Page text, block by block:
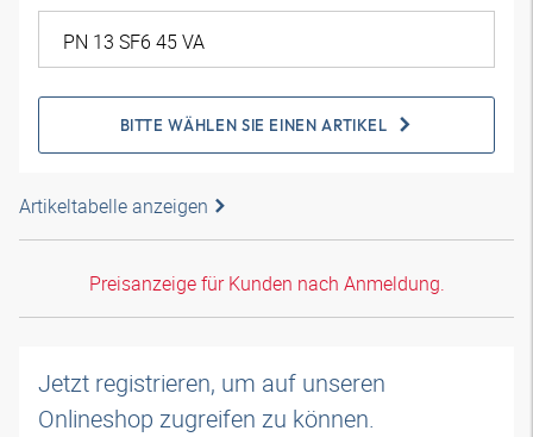
BITTE WÄHLEN SIE EINEN ARTIKEL
Artikeltabelle anzeigen
Preisanzeige für Kunden nach Anmeldung.
Jetzt registrieren, um auf unseren
Onlineshop zugreifen zu können.